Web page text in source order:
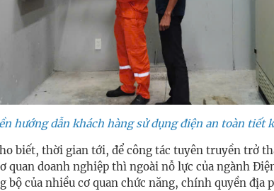
hướng dẫn khách hàng sử dụng điện an toàn tiết
biết, thời gian tới, để công tác tuyên truyền trở
quan doanh nghiệp thì ngoài nỗ lực của ngành
bộ của nhiều cơ quan chức năng, chính quyền địa